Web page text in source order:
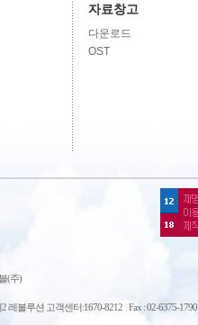
자료창고
다운로드
OST
(주)
레볼루션 고객센터:1670-8212 Fax : 02-6375-1790